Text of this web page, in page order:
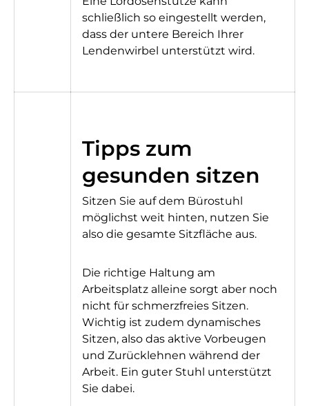
schließlich so eingestellt werden,
dass der untere Bereich Ihrer
Lendenwirbel unterstützt wird.
Tipps zum
gesunden sitzen
Sitzen Sie auf dem Bürostuhl
möglichst weit hinten, nutzen Sie
also die gesamte Sitzfläche aus.
Die richtige Haltung am
Arbeitsplatz alleine sorgt aber noch
nicht für schmerzfreies Sitzen.
Wichtig ist zudem dynamisches
Sitzen, also das aktive Vorbeugen
und Zurücklehnen während der
Arbeit. Ein guter Stuhl unterstützt
Sie dabei.